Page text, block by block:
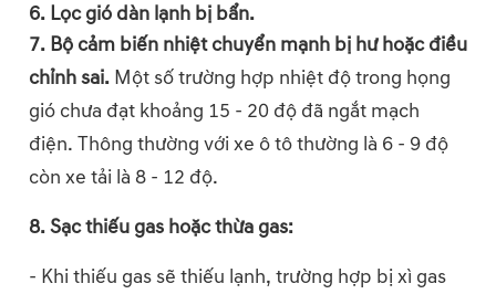
6. Lọc gió dàn lạnh bị bẩn.
7. Bộ cảm biến nhiệt chuyển mạnh bị hư hoặc điều
chỉnh sai. Một số trường hợp nhiệt độ trong họng
gió chưa đạt khoảng 15 - 20 độ đã ngắt mạch
điện. Thông thường với xe ô tô thường là 6 - 9 độ
còn xe tải là 8 - 12 độ.
8. Sạc thiếu gas hoặc thừa gas:
- Khi thiếu gas sẽ thiếu lạnh, trường hợp bị xì gas